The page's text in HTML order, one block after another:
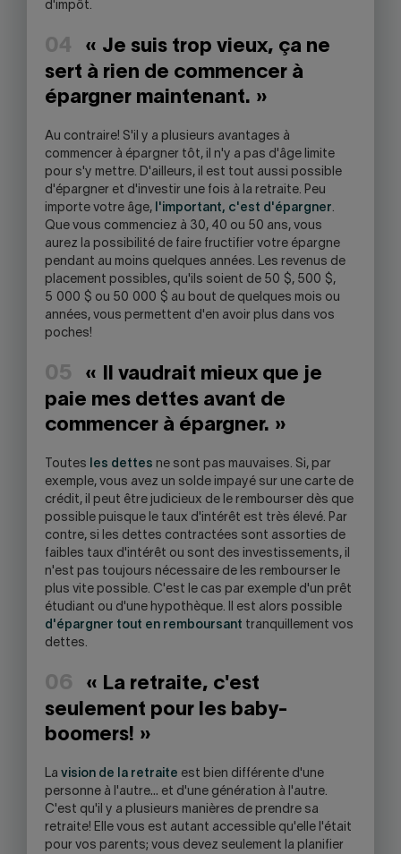
d'impôt.
04
« Je suis trop vieux, ça ne
sert à rien de commencer à
épargner maintenant. »
Au contraire! S'il y a plusieurs avantages à
commencer à épargner tôt, il n'y a pas d'âge limite
pour s'y mettre. D'ailleurs, il est tout aussi possible
d'épargner et d'investir une fois à la retraite. Peu
importe votre âge,
l'important, c'est d'épargner.
Que vous commenciez à 30, 40 ou 50 ans, vous
aurez la possibilité de faire fructifier votre épargne
pendant au moins quelques années. Les revenus de
placement possibles, qu'ils soient de 50 $, 500 $,
5 000 $ ou 50 000 $ au bout de quelques mois ou
années, vous permettent d'en avoir plus dans vos
poches!
05
« Il vaudrait mieux que je
paie mes dettes avant de
commencer à épargner. »
Toutes les dettes ne sont pas mauvaises. Si, par
exemple, vous avez un solde impayé sur une carte de
crédit, il peut être judicieux de le rembourser dès que
possible puisque le taux d'intérêt est très élevé. Par
contre, si les dettes contractées sont assorties de
faibles taux d'intérêt ou sont des investissements, il
n'est pas toujours nécessaire de les rembourser le
plus vite possible. C'est le cas par exemple d'un prêt
étudiant ou d'une hypothèque. Il est alors possible
d'épargner tout en remboursant tranquillement vos
dettes.
06
« La retraite, c'est
seulement pour les baby-
boomers! »
La vision de la retraite est bien différente d'une
personne à l'autre… et d'une génération à l'autre.
C'est qu'il y a plusieurs manières de prendre sa
retraite! Elle vous est autant accessible qu'elle l'était
pour vos parents; vous devez seulement la planifier